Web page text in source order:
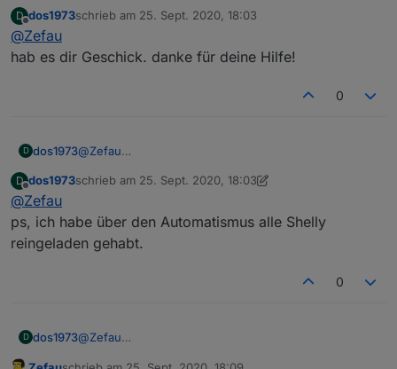
schlafzimmerlichtschalter_d4b48
D
Offline
dos1973schrieb am 25. Sept. 2020, 18:03
zuletzt editiert von
@Zefau
hab es dir Geschick. danke für deine Hilfe!
0
D dos1973@Zefau
D
Offline
dos1973schrieb am 25. Sept. 2020, 18:03
zuletzt editiert von dos1973
@Zefau
ps, ich habe über den Automatismus alle Shelly
reingeladen gehabt.
0
D dos1973@Zefau